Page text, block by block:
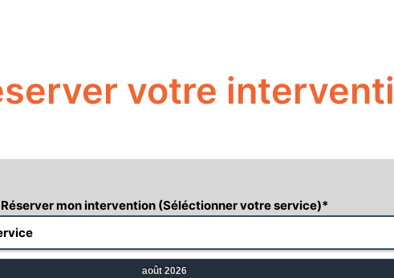
votre
Réserver mon intervention (Séléctionner votre service)*
août 2026